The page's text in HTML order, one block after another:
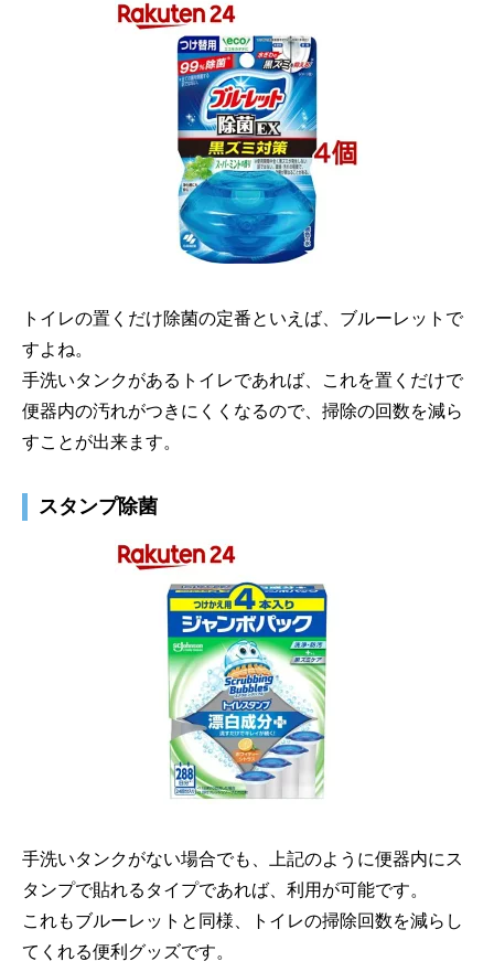
トイレの置くだけ除菌の定番といえば、ブルーレットで
すよね。
手洗いタンクがあるトイレであれば、これを置くだけで
便器内の汚れがつきにくくなるので、掃除の回数を減ら
すことが出来ます。
スタンプ除菌
手洗いタンクがない場合でも、上記のように便器内にス
タンプで貼れるタイプであれば、利用が可能です。
これもブルーレットと同様、トイレの掃除回数を減らし
てくれる便利グッズです。